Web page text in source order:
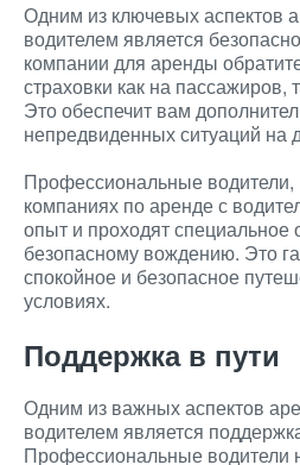
Одним из ключевых аспектов
водителем является
компании для аренды
страховки как на пассажиров,
Это обеспечит вам
непредвиденных ситуаций на
Профессиональные
компаниях по аренде с
опыт и проходят специальное
безопасному вождению. Это
спокойное и безопасное
условиях.
Поддержка в пути
Одним из важных аспектов
водителем является
Профессиональные водители